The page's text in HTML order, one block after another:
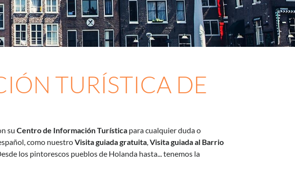
TURÍSTICA DE
suCentro de Información Turística para cualquier duda o
como nuestroVisita guiada gratuita,Visita guiada al Barrio
los pintorescos pueblos de Holanda hasta... tenemos la